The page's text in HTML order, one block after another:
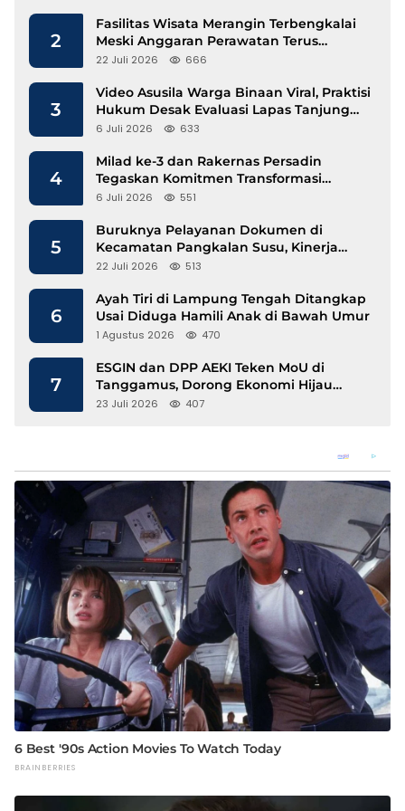
2
Fasilitas Wisata Merangin Terbengkalai
Meski Anggaran Perawatan Terus
Mengalir
22 Juli 2026 666
3
Video Asusila Warga Binaan Viral, Praktisi
Hukum Desak Evaluasi Lapas Tanjung
Raja
6 Juli 2026 633
4
Milad ke-3 dan Rakernas Persadin
Tegaskan Komitmen Transformasi
Advokat Profesional di Era Digital
6 Juli 2026 551
5
Buruknya Pelayanan Dokumen di
Kecamatan Pangkalan Susu, Kinerja
Disdukcapil Langkat Disorot
22 Juli 2026 513
6
Ayah Tiri di Lampung Tengah Ditangkap
Usai Diduga Hamili Anak di Bawah Umur
1 Agustus 2026 470
7
ESGIN dan DPP AEKI Teken MoU di
Tanggamus, Dorong Ekonomi Hijau
Berbasis Kopi dan Perdagangan Karbon
23 Juli 2026 407